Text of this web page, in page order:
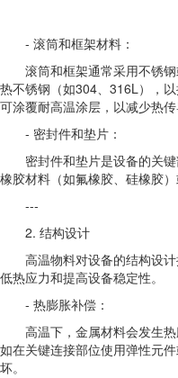
- 滚筒和框架材料：
滚筒和框架通常采用不锈
热不锈钢（如304、316L），
可涂覆耐高温涂层，以减少热传
- 密封件和垫片：
密封件和垫片是设备的关
橡胶材料（如氟橡胶、硅橡胶
---
2. 结构设计
高温物料对设备的结构设
低热应力和提高设备稳定性。
- 热膨胀补偿：
高温下，金属材料会发生
如在关键连接部位使用弹性元
坏。